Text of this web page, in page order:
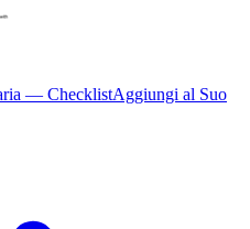
— ChecklistAggiungi al Suo